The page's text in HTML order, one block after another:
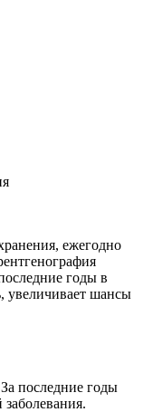
ежегодно
годы в
увеличивает шансы
последние годы